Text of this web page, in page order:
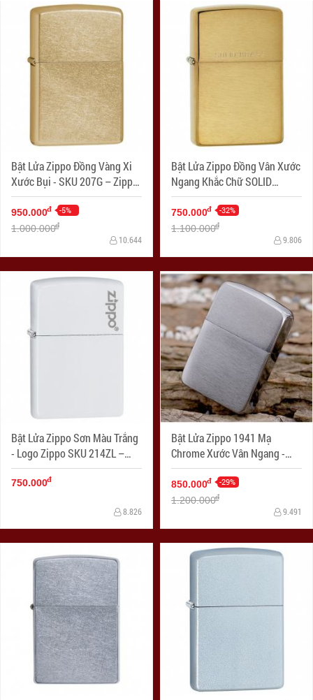
Bật Lửa Zippo Đồng Vàng Xi
Xước Bụi - SKU 207G – Zippo
Gold Dust
950.000đ -5%
1.000.000đ
10.644
Bật Lửa Zippo Đồng Vân Xước
Ngang Khắc Chữ SOLID
BRASS - SKU 204 – Zippo
Brushed Brass Engraved
750.000đ -32%
1.100.000đ
9.806
Bật Lửa Zippo Sơn Màu Trắng
- Logo Zippo SKU 214ZL –
Zippo White Matte With Logo
750.000đ
8.826
Bật Lửa Zippo 1941 Mạ
Chrome Xước Vân Ngang -
SKU 1941 – Zippo Replica
1941 Brushed Chrome
850.000đ -29%
1.200.000đ
9.491